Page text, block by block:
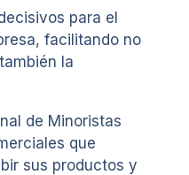
para el
facilitando no
la
de Minoristas
que
sus productos y